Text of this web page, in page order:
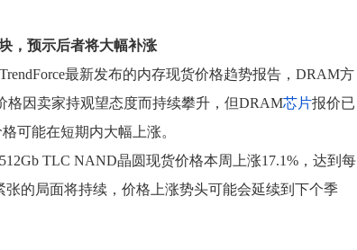
，预示后者将大幅补涨
最新发布的内存现货价格趋势报告，DRAM方
格因卖家持观望态度而持续攀升，但DRAM芯片报价已
可能在短期内大幅上涨。
TLC NAND晶圆现货价格本周上涨17.1%，达到每
张的局面将持续，价格上涨势头可能会延续到下个季